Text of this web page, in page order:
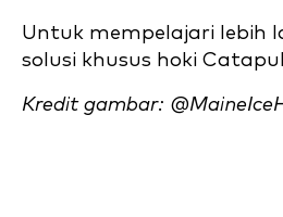
Untuk mempelajari lebih
solusi khusus hoki
Kredit gambar: